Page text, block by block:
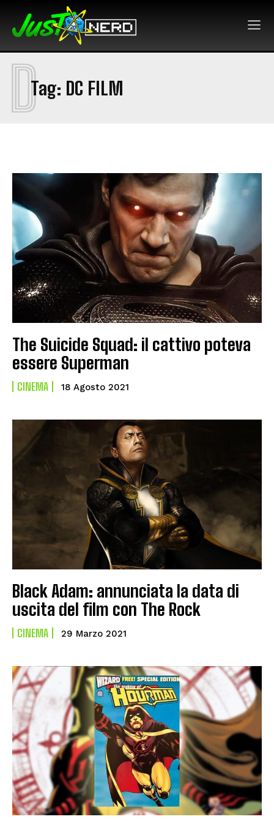
Tag: DC FILM
D
The Suicide Squad: il cattivo poteva
essere Superman
CINEMA 18 Agosto 2021
Black Adam: annunciata la data di
uscita del film con The Rock
CINEMA 29 Marzo 2021